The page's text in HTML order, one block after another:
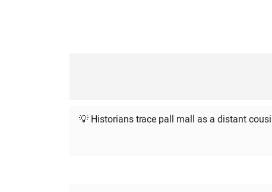
💡 Historians trace pall mall as a distant